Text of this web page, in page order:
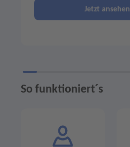
Jetzt ansehen
So funktioniert´s